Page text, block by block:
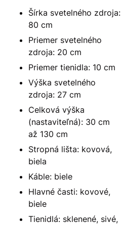
Šírka svetelného zdroja:
80 cm
Priemer svetelného
zdroja: 20 cm
Priemer tienidla: 10 cm
Výška svetelného
zdroja: 27 cm
Celková výška
(nastaviteľná): 30 cm
až 130 cm
Stropná lišta: kovová,
biela
Káble: biele
Hlavné časti: kovové,
biele
Tienidlá: sklenené, sivé,